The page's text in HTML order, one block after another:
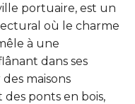
portuaire, est un
où le charme
à une
dans ses
maisons
ponts en bois,